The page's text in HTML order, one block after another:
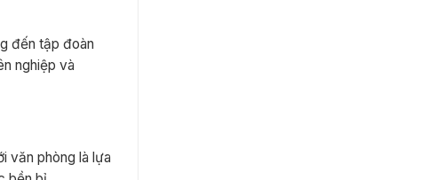
đến tập đoàn
nghiệp và
văn phòng là lựa